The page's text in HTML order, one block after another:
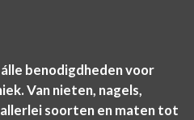
benodigdheden voor
Van nieten, nagels,
soorten en maten tot